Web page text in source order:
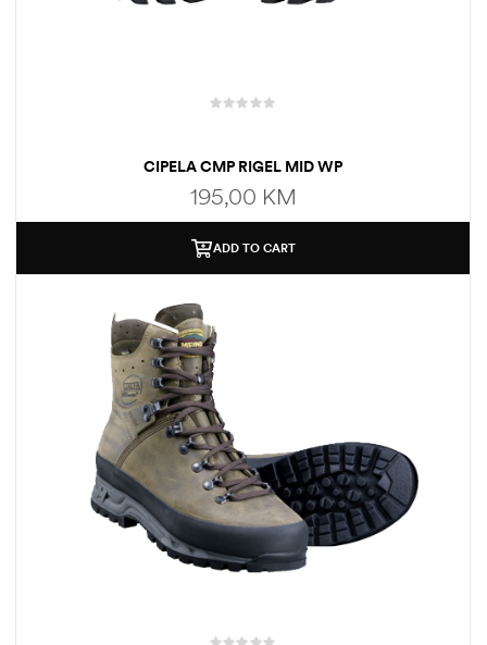
CIPELA CMP RIGEL MID WP
195,00 KM
ADD TO CART